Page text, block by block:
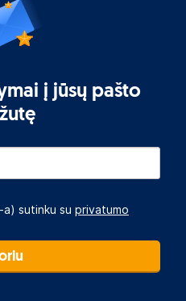
į jūsų pašto
a) sutinku su privatumo